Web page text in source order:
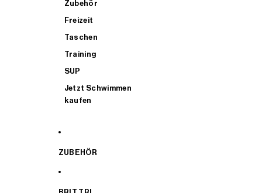
Zubehör
Freizeit
Taschen
Training
SUP
Jetzt Schwimmen
kaufen
ZUBEHÖR